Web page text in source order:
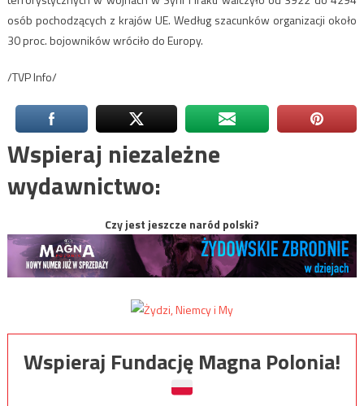
osób pochodzących z krajów UE. Według szacunków organizacji około
30 proc. bojowników wróciło do Europy.
/TVP Info/
Wspieraj niezależne
wydawnictwo:
Czy jest jeszcze naród polski?
Wspieraj Fundację Magna Polonia!